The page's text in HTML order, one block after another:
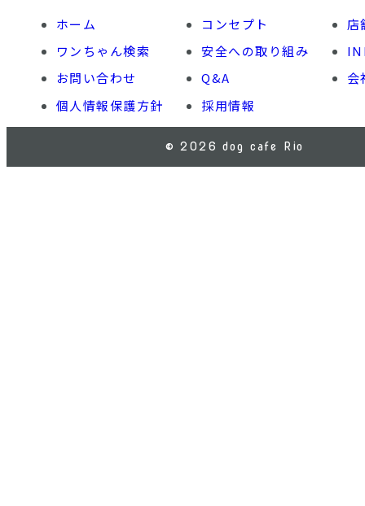
ホーム コンセプト
店
ワンちゃん検索
安全への取り組み
お問い合わせ
Q&A
会
個人情報保護方針
採用情報
© 2026 dog cafe Rio